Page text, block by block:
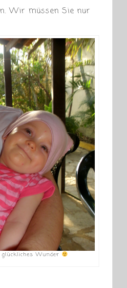
Wir müssen Sie nur
Wunder